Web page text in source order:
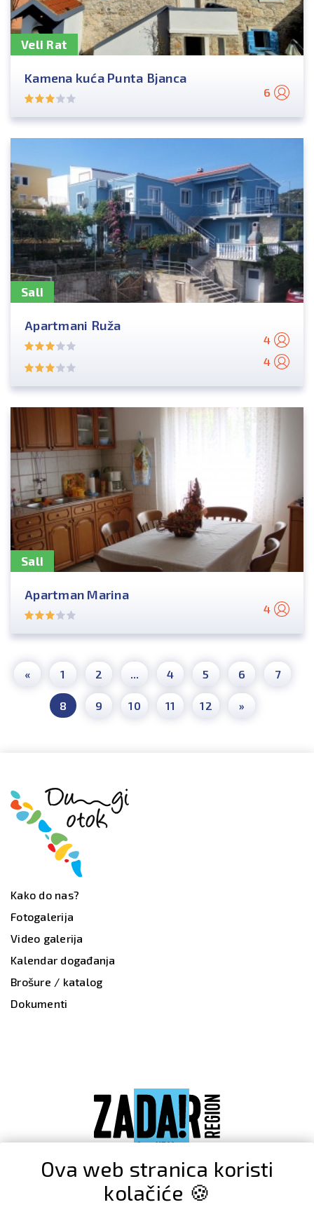
Veli Rat
Kamena kuća Punta Bjanca
6
Sali
Apartmani Ruža
4
4
Sali
Apartman Marina
4
« 1 2 ... 4 5 6 7
8 9 10 11 12 »
Kako do nas?
Fotogalerija
Video galerija
Kalendar događanja
Brošure / katalog
Dokumenti
Ova web stranica koristi
kolačiće 🍪